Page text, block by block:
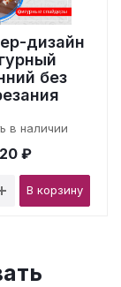
дизайн
без
в наличии
₽
В корзину